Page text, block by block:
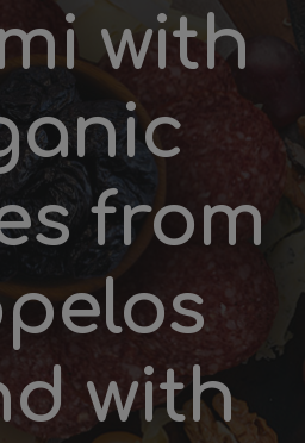
with
from
with